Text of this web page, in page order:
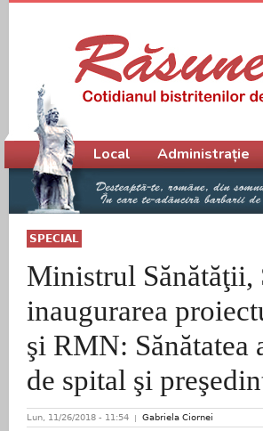
SPECIAL
Ministrul Sănătăţii,
inaugurarea
şi RMN: Sănătatea
de spital şi
Lun, 11/26/2018 - 11:54 Gabriela Ciornei
Meniu principal
Local Administrație